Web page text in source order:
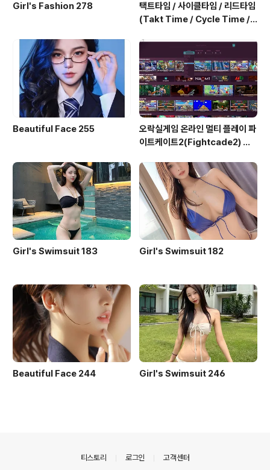
Girl's Fashion 278
택트타임 / 사이클타임 / 리드타임
(Takt Time / Cycle Time / L
Beautiful Face 255
오락실게임 온라인 멀티 플레이 파
이트케이트2(Fightcade2) 설
Girl's Swimsuit 183 Girl's Swimsuit 182
Beautiful Face 244 Girl's Swimsuit 246
티스토리 로그인 고객센터